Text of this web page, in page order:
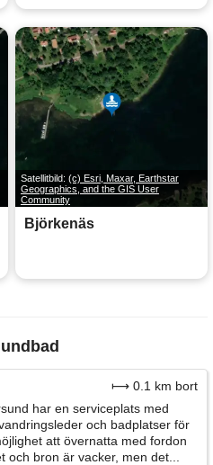
Satellitbild: (c) Esri, Maxar, Earthstar
Geographics, and the GIS User
Community
Björkenäs
⟼ 0.1 km bort
har en serviceplats med
och badplatser för
att övernatta med fordon
bron är vacker, men det...